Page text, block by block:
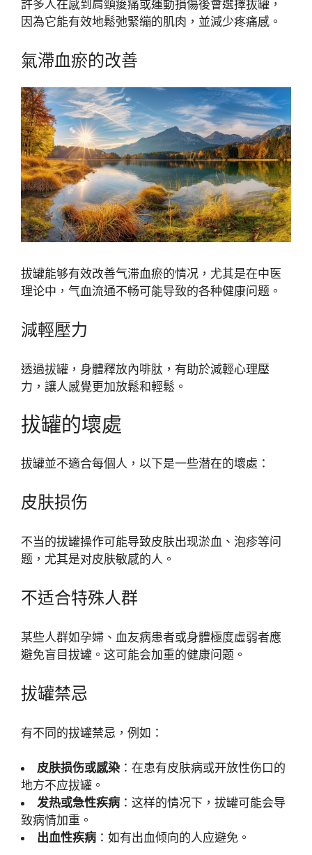
許多人在感到肩頸痠痛或運動損傷後會選擇拔罐，
因為它能有效地鬆弛緊繃的肌肉，並減少疼痛感。
氣滯血瘀的改善
拔罐能够有效改善气滞血瘀的情况，尤其是在中医
理论中，气血流通不畅可能导致的各种健康问题。
減輕壓力
透過拔罐，身體釋放內啡肽，有助於減輕心理壓
力，讓人感覺更加放鬆和輕鬆。
拔罐的壞處
拔罐並不適合每個人，以下是一些潜在的壞處：
皮肤损伤
不当的拔罐操作可能导致皮肤出现淤血、泡疹等问
题，尤其是对皮肤敏感的人。
不适合特殊人群
某些人群如孕婦、血友病患者或身體極度虛弱者應
避免盲目拔罐。这可能会加重的健康问题。
拔罐禁忌
有不同的拔罐禁忌，例如：
皮肤损伤或感染 ：在患有皮肤病或开放性伤口的
地方不应拔罐。
发热或急性疾病 ：这样的情况下，拔罐可能会导
致病情加重。
出血性疾病 ：如有出血倾向的人应避免。